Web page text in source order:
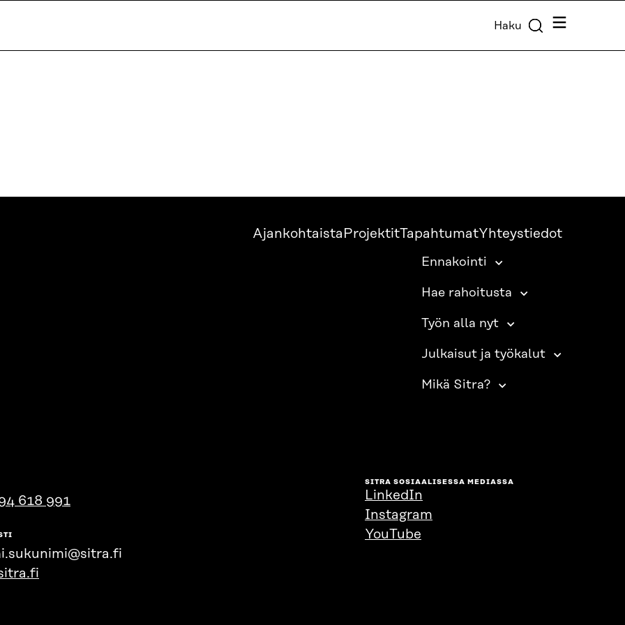
Haku Valikko
Ajankohtaista ProjektitTapahtumatYhteystiedot
Ennakointi
Hae rahoitusta
Työn alla nyt
Julkaisut ja työkalut
Mikä Sitra?
618 991
SITRA SOSIAALISESSA MEDIASSA
LinkedIn
Instagram
YouTube